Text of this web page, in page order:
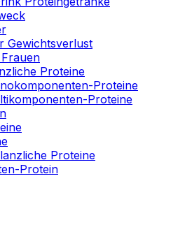
Gewichtsverlust
Proteine
Proteine
Proteine
Proteine
Protein